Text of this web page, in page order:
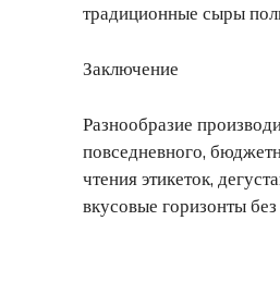
традиционные сыры
Заключение
Разнообразие
повседневного,
чтения этикеток,
вкусовые горизонты